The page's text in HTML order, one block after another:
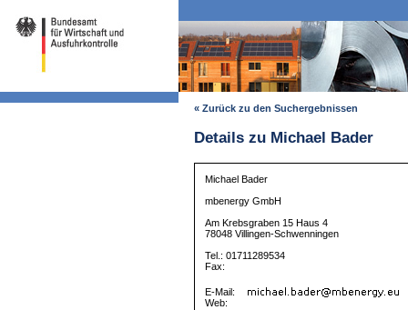
« Zurück zu den Suchergebnissen
Details zu Michael Bader
Michael Bader
mbenergy GmbH
Am Krebsgraben 15 Haus 4
78048 Villingen-Schwenningen
Tel.: 01711289534
Fax:
E-Mail:
Web: